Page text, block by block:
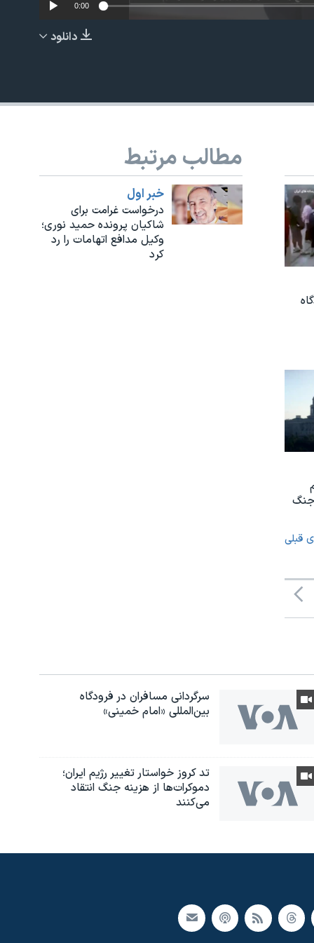
EMBED
0:00
دانلود
مطالب مرتبط
خبر اول
درخواست غرامت برای
شاکیان پرونده حمید نوری؛
وکیل مدافع اتهامات را رد
کرد
جنگ
قبلی
سرگردانی مسافران در فرودگاه
بین‌المللی «امام خمینی»
تد کروز خواستار تغییر رژیم ایران؛
دموکرات‌ها از هزینه جنگ انتقاد
می‌کنند